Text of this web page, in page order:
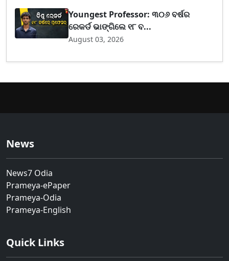
Youngest Professor: ୩୦୬ ବର୍ଷର
ରେକର୍ଡ ଭାଙ୍ଗିଲେ ୧୮ ବ...
August 03, 2026
News
News7 Odia
Prameya-ePaper
Prameya-Odia
Prameya-English
Quick Links